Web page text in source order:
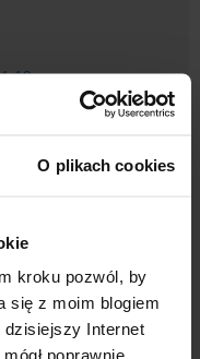
O plikach cookies
kroku pozwól, by
się z moim blogiem
dzisiejszy Internet
poprawnie
to samo nazwisko czy
SA Oddział w Polsce